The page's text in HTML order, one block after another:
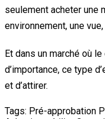
seulement acheter une
environnement, une
Et dans un marché où
d’importance, ce type
et d’attirer.
Tags: Pré-approbation